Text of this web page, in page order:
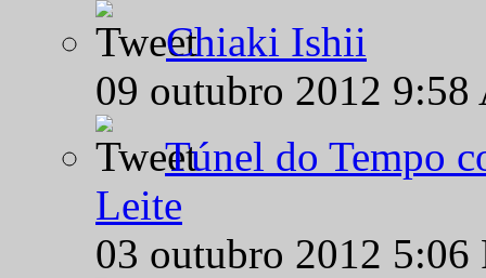
Chiaki Ishii
09 outubro 2012
Túnel do Tempo
Leite
03 outubro 2012